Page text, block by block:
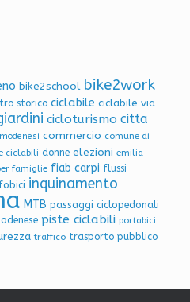
bike2school bike2work
storico ciclabile ciclabile via
cicloturismo citta
commercio comune di
ciclabili donne elezioni emilia
famiglie fiab carpi flussi
inquinamento
MTB passaggi ciclopedonali
piste ciclabili portabici
traffico trasporto pubblico